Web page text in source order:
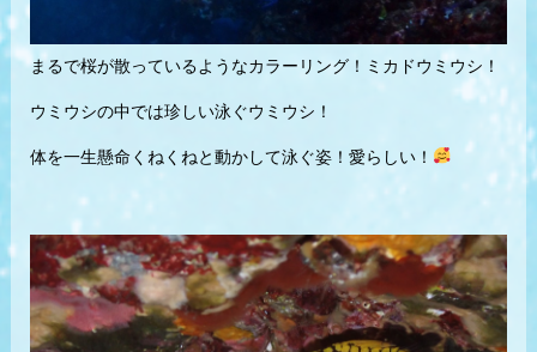
まるで桜が散っているようなカラーリング！ミカドウミウシ！
ウミウシの中では珍しい泳ぐウミウシ！
体を一生懸命くねくねと動かして泳ぐ姿！愛らしい！